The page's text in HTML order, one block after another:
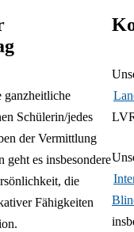
ganzheitliche
Schülerin/jedes
der Vermittlung
geht es insbesondere
die
Fähigkeiten